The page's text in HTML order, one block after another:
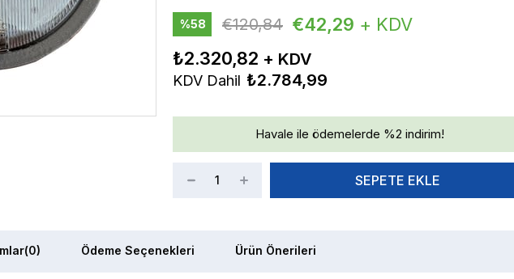
%58
€120,84 €42,29 + KDV
₺2.320,82
KDV Dahil ₺2.784,99
Havale ile ödemelerde %2 indirim!
(0) Ödeme Seçenekleri Ürün Önerileri